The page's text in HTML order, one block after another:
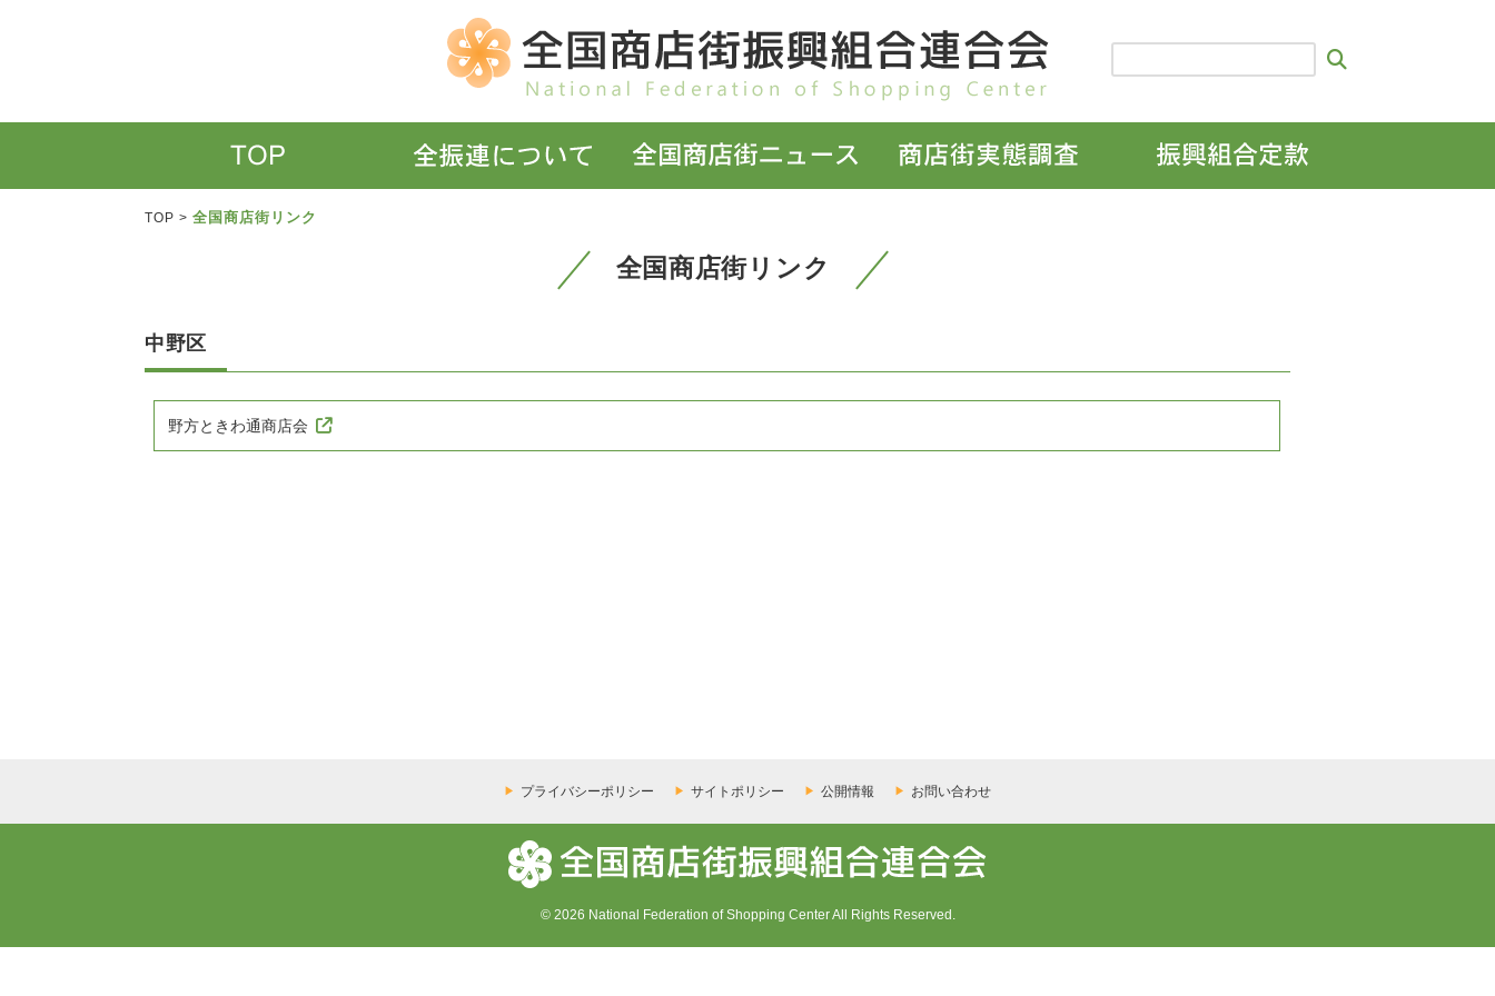
TOP > 全国商店街リンク
全国商店街リンク
中野区
野方ときわ通商店会
プライバシーポリシー サイトポリシー 公開情報 お問い合わせ
© 2026 National Federation of Shopping Center All Rights Reserved.